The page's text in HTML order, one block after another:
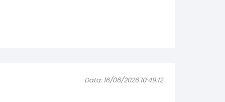
Data: 16/06/2026 10:49:12